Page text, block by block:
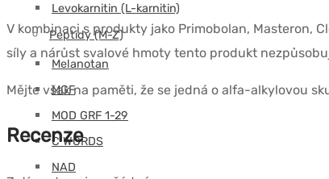
Levokarnitin (L-karnitin)
Peptidy (M-Z)
Melanotan
MGF
MOD GRF 1-29
C WORDS
NAD
V kombinaci s produkty jako Primobolan, Masteron,
síly a nárůst svalové hmoty tento produkt
Mějte však na paměti, že se jedná o alfa-alkylovou
Recenze